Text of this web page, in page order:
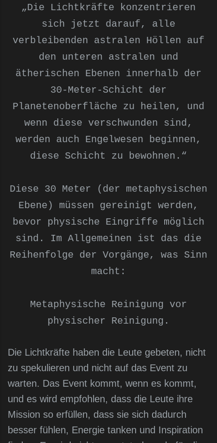
„Die Lichtkräfte konzentrieren
sich jetzt darauf, alle
verbleibenden astralen Höllen auf
den unteren astralen und
ätherischen Ebenen innerhalb der
30-Meter-Schicht der
Planetenoberfläche zu heilen, und
wenn diese verschwunden sind,
werden auch Engelwesen beginnen,
diese Schicht zu bewohnen.“
Diese 30 Meter (der metaphysischen
Ebene) müssen gereinigt werden,
bevor physische Eingriffe möglich
sind. Im Allgemeinen ist das die
Reihenfolge der Vorgänge, was Sinn
macht:
Metaphysische Reinigung vor
physischer Reinigung.
Die Lichtkräfte haben die Leute gebeten, nicht
zu spekulieren und nicht auf das Event zu
warten. Das Event kommt, wenn es kommt,
und es wird empfohlen, dass die Leute ihre
Mission so erfüllen, dass sie sich dadurch
besser fühlen, Energie tanken und Inspiration